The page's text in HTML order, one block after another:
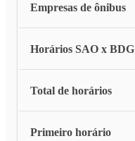
Empresas de ônibus
Horários SAO x BDG
Total de horários
Primeiro horário